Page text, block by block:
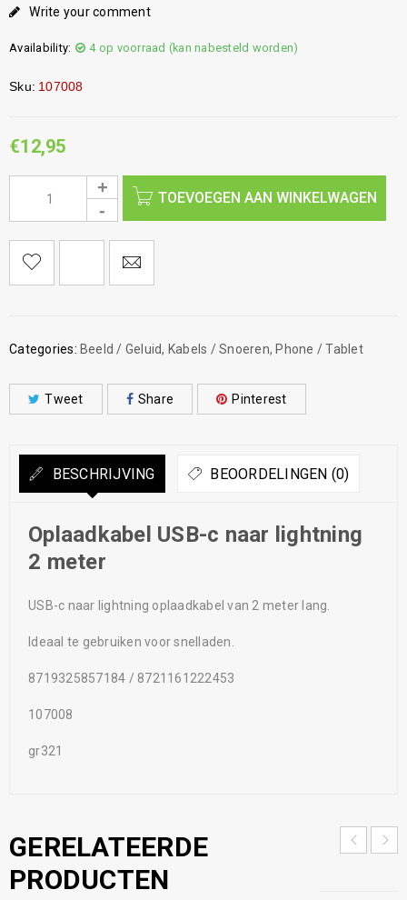
Write your comment
Availability: 4 op voorraad (kan nabesteld worden)
Sku: 107008
€12,95
TOEVOEGEN AAN WINKELWAGEN
Categories: Beeld / Geluid, Kabels / Snoeren, Phone / Tablet
Tweet Share Pinterest
BESCHRIJVING BEOORDELINGEN (0)
Oplaadkabel USB-c naar lightning
2 meter
USB-c naar lightning oplaadkabel van 2 meter lang.
Ideaal te gebruiken voor snelladen.
8719325857184 / 8721161222453
107008
gr321
GERELATEERDE
PRODUCTEN